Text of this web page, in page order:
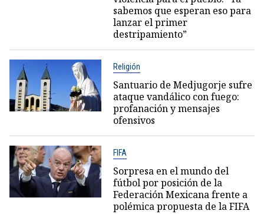
sabemos que esperan eso para
lanzar el primer
destripamiento”
Religión
Santuario de Medjugorje sufre
ataque vandálico con fuego:
profanación y mensajes
ofensivos
FIFA
Sorpresa en el mundo del
fútbol por posición de la
Federación Mexicana frente a
polémica propuesta de la FIFA